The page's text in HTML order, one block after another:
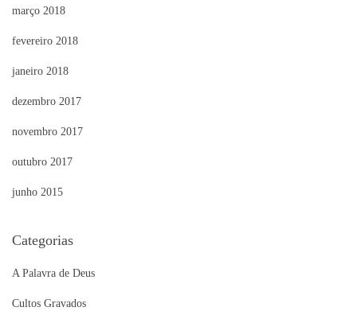
março 2018
fevereiro 2018
janeiro 2018
dezembro 2017
novembro 2017
outubro 2017
junho 2015
Categorias
A Palavra de Deus
Cultos Gravados